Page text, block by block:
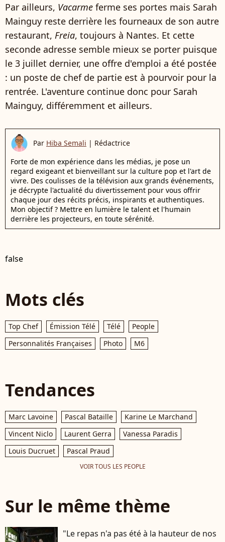
Par ailleurs, Vacarme ferme ses portes mais Sarah
Mainguy reste derrière les fourneaux de son autre
restaurant, Freia, toujours à Nantes. Et cette
seconde adresse semble mieux se porter puisque
le 3 juillet dernier, une offre d'emploi a été postée
: un poste de chef de partie est à pourvoir pour la
rentrée. L'aventure continue donc pour Sarah
Mainguy, différemment et ailleurs.
Par Hiba Semali | Rédactrice
Forte de mon expérience dans les médias, je pose un
regard exigeant et bienveillant sur la culture pop et l'art de
vivre. Des coulisses de la télévision aux grands événements,
je décrypte l'actualité du divertissement pour vous offrir
chaque jour des récits précis, inspirants et authentiques.
Mon objectif ? Mettre en lumière le talent et l'humain
derrière les projecteurs, en toute sérénité.
false
Mots clés
Top Chef Émission Télé Télé
People
Personnalités Françaises
Photo M6
Tendances
Marc Lavoine Pascal Bataille
Karine Le Marchand
Vincent Niclo
Laurent Gerra
Vanessa Paradis
Louis Ducruet
Pascal Praud
VOIR TOUS LES PEOPLE
Sur le même thème
"Le repas n'a pas été à la hauteur de nos